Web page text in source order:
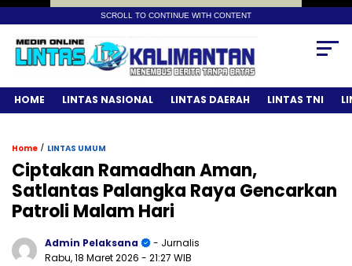
SCROLL TO CONTINUE WITH CONTENT
HOME LINTAS NASIONAL LINTAS DAERAH LINTAS TNI
Home / LINTAS UMUM
Ciptakan Ramadhan Aman,
Satlantas Palangka Raya Gencarkan
Patroli Malam Hari
Admin Pelaksana
- Jurnalis
Rabu, 18 Maret 2026 - 21:27 WIB